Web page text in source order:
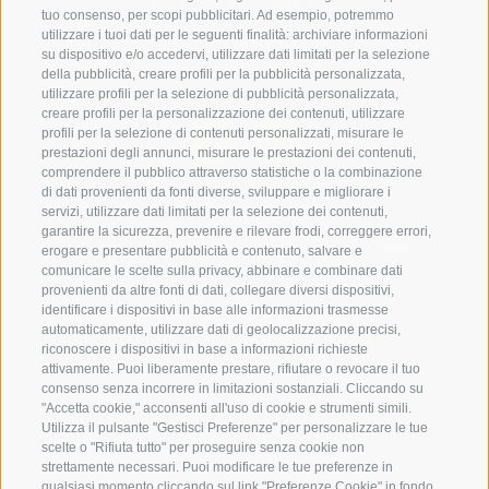
tuo consenso, per scopi pubblicitari. Ad esempio, potremmo
utilizzare i tuoi dati per le seguenti finalità: archiviare informazioni
su dispositivo e/o accedervi, utilizzare dati limitati per la selezione
della pubblicità, creare profili per la pubblicità personalizzata,
utilizzare profili per la selezione di pubblicità personalizzata,
creare profili per la personalizzazione dei contenuti, utilizzare
profili per la selezione di contenuti personalizzati, misurare le
prestazioni degli annunci, misurare le prestazioni dei contenuti,
comprendere il pubblico attraverso statistiche o la combinazione
di dati provenienti da fonti diverse, sviluppare e migliorare i
servizi, utilizzare dati limitati per la selezione dei contenuti,
garantire la sicurezza, prevenire e rilevare frodi, correggere errori,
erogare e presentare pubblicità e contenuto, salvare e
comunicare le scelte sulla privacy, abbinare e combinare dati
provenienti da altre fonti di dati, collegare diversi dispositivi,
identificare i dispositivi in base alle informazioni trasmesse
automaticamente, utilizzare dati di geolocalizzazione precisi,
riconoscere i dispositivi in base a informazioni richieste
attivamente. Puoi liberamente prestare, rifiutare o revocare il tuo
consenso senza incorrere in limitazioni sostanziali. Cliccando su
"Accetta cookie," acconsenti all'uso di cookie e strumenti simili.
Utilizza il pulsante "Gestisci Preferenze" per personalizzare le tue
scelte o "Rifiuta tutto" per proseguire senza cookie non
strettamente necessari. Puoi modificare le tue preferenze in
+39 0474 910070
info@loewe-dolomites.com
Hotel Loewe - Via Bolzano 6
39038 San Candido/Versciaco
Alta Pusteria - Alto Adige